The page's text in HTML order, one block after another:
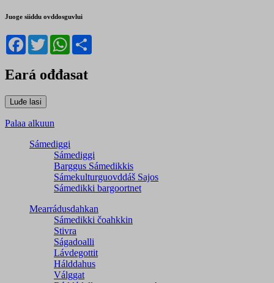
Juoge siiddu ovddosguvlui
Facebook
TwitterWhatsApp
Eará ođđasat
Palaa alkuun
Sámediggi
Sámediggi
Barggus Sámedikkis
Sámekulturguovddáš Sajos
Sámedikki bargoortnet
Mearrádusdahkan
Sámedikki čoahkkin
Stivra
Ságadoalli
Lávdegottit
Hálddahus
Válggat